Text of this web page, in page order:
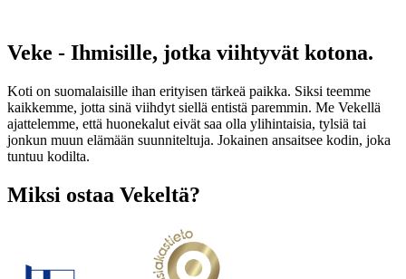
Veke - Ihmisille, jotka viihtyvät kotona.
Koti on suomalaisille ihan erityisen tärkeä paikka. Siksi teemme
kaikkemme, jotta sinä viihdyt siellä entistä paremmin. Me Vekellä
ajattelemme, että huonekalut eivät saa olla ylihintaisia, tylsiä tai
jonkun muun elämään suunniteltuja. Jokainen ansaitsee kodin, joka
tuntuu kodilta.
Miksi ostaa Vekeltä?